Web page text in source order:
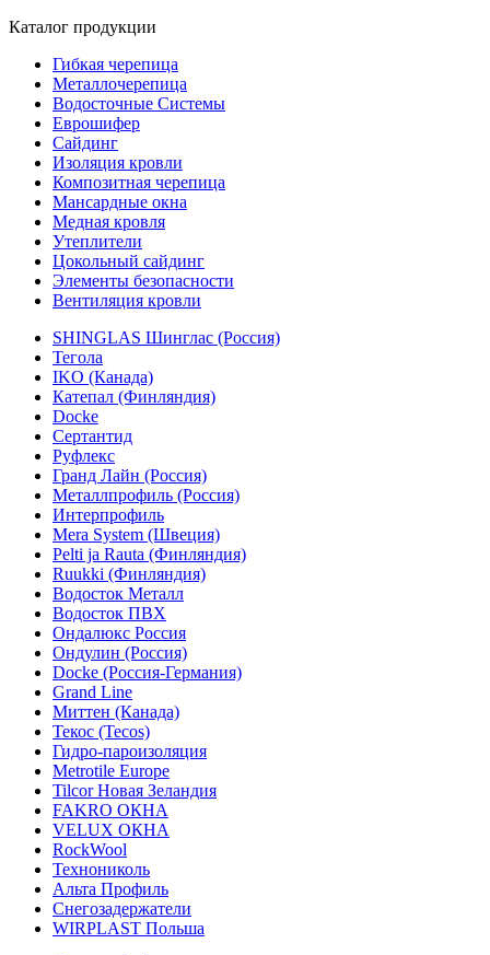
Каталог продукции
Гибкая черепица
Металлочерепица
Водосточные Системы
Еврошифер
Сайдинг
Изоляция кровли
Композитная черепица
Мансардные окна
Медная кровля
Утеплители
Цокольный сайдинг
Элементы безопасности
Вентиляция кровли
SHINGLAS Шинглас (Россия)
Тегола
IKO (Канада)
Катепал (Финляндия)
Docke
Сертантид
Руфлекс
Гранд Лайн (Россия)
Металлпрофиль (Россия)
Интерпрофиль
Mera System (Швеция)
Pelti ja Rauta (Финляндия)
Ruukki (Финляндия)
Водосток Металл
Водосток ПВХ
Ондалюкс Россия
Ондулин (Россия)
Docke (Россия-Германия)
Grand Line
Миттен (Канада)
Текос (Tecos)
Гидро-пароизоляция
Metrotile Europe
Tilcor Новая Зеландия
FAKRO ОКНА
VELUX ОКНА
RockWool
Технониколь
Альта Профиль
Снегозадержатели
WIRPLAST Польша